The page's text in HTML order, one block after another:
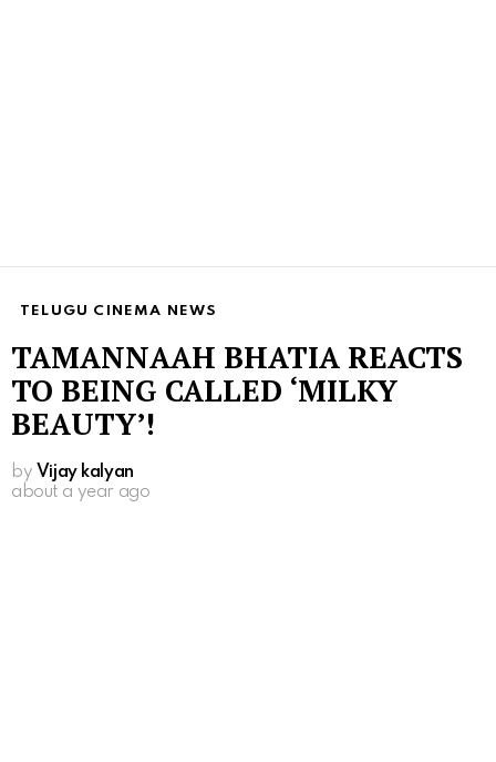
TELUGU CINEMA NEWS
TAMANNAAH BHATIA REACTS
TO BEING CALLED ‘MILKY
BEAUTY’!
by Vijay kalyan
about a year ago